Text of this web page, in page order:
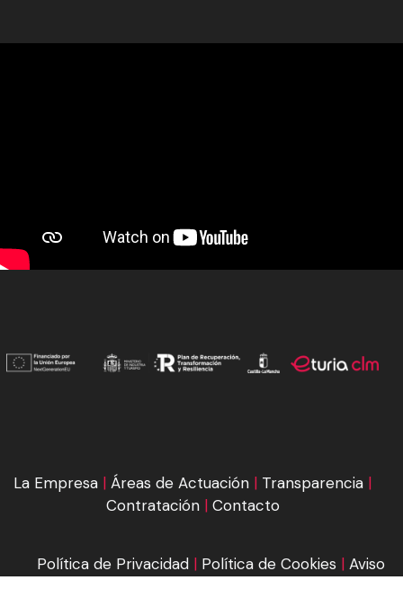
La Empresa | Áreas de Actuación | Transparencia |
Contratación| Contacto
Política de Privacidad| Política de Cookies | Aviso